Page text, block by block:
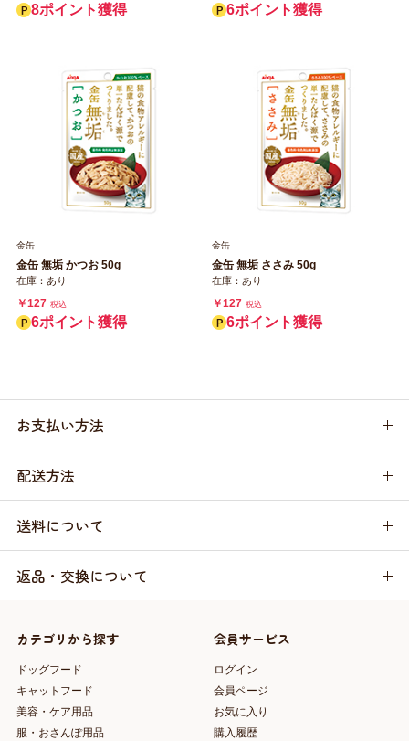
8ポイント獲得 6ポイント獲得
金缶
金缶 無垢 かつお 50g
在庫：あり
￥127 税込
6ポイント獲得
金缶
金缶 無垢 ささみ 50g
在庫：あり
￥127 税込
6ポイント獲得
お支払い方法
配送方法
送料について
返品・交換について
カテゴリから探す
ドッグフード
キャットフード
美容・ケア用品
服・おさんぽ用品
会員サービス
ログイン
会員ページ
お気に入り
購入履歴